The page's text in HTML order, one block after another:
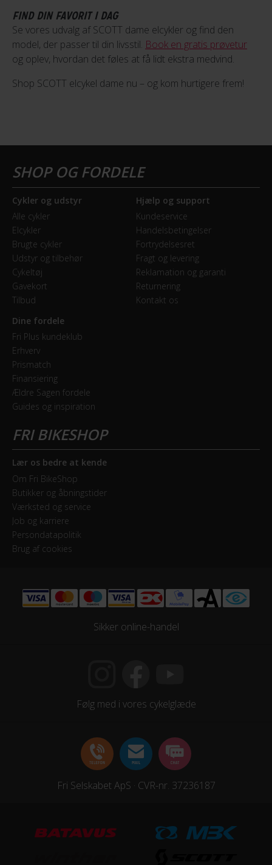
FIND DIN FAVORIT I DAG
Se vores udvalg af SCOTT dame elcykler og find den
model, der passer til din livsstil. Book en gratis prøvetur
og oplev, hvordan det føles at få lidt ekstra medvind.
Shop SCOTT elcykel dame nu – og kom hurtigere frem!
Cykler og udstyr
Alle cykler
Elcykler
Brugte cykler
Udstyr og tilbehør
Cykeltøj
Gavekort
Tilbud
Hjælp og support
Kundeservice
Handelsbetingelser
Fortrydelsesret
Fragt og levering
Reklamation og garanti
Returnering
Kontakt os
Dine fordele
Fri Plus kundeklub
Erhverv
Prismatch
Finansiering
Ældre Sagen fordele
Guides og inspiration
Lær os bedre at kende
Om Fri BikeShop
Butikker og åbningstider
Værksted og service
Job og karriere
Persondatapolitik
Brug af cookies
Sikker online-handel
Følg med i vores cykelglæde
Fri Selskabet ApS · CVR-nr. 37236187